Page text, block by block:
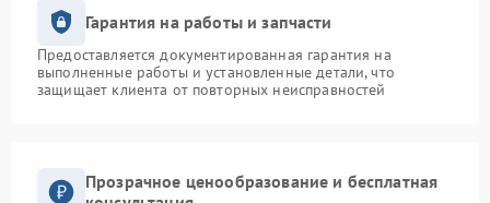
Гарантия на работы и запчасти
Предоставляется документированная гарантия на
выполненные работы и установленные детали, что
защищает клиента от повторных неисправностей
Прозрачное ценообразование и бесплатная